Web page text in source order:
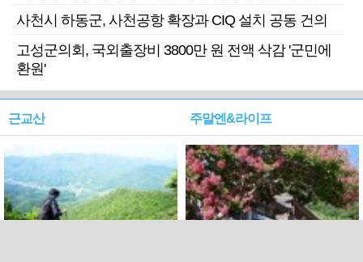
사천시 하동군, 사천공항 확장과 CIQ 설치 공동 건의
고성군의회, 국외출장비 3800만 원 전액 삭감 '군민에
환원'
근교산 주말엔&라이프